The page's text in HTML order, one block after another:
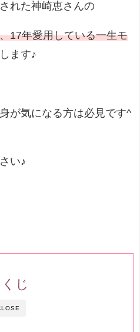
れた神崎恵さんの
17年愛用している一生モ
ます♪
が気になる方は必見です^
い♪
くじ